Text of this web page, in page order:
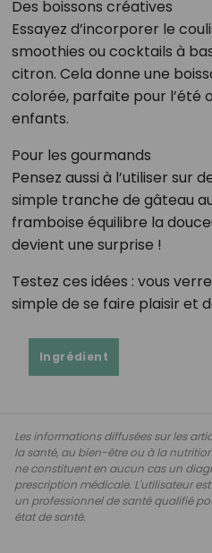
Des boissons créatives
Essayez d’incorporer le
smoothies ou cocktails à
citron. Cela donne une
colorée, parfaite pour l’été
enfants.
Pour les gourmands
Pensez aussi à l’utiliser sur
simple tranche de gâteau
framboise équilibre la
devient une surprise !
Testez ces idées : vous
simple de se faire plaisir et
Ingrédient
Les informations diffusées sur les
la santé, au bien-être ou à la
ne constituent en aucun cas un
prescription médicale. L'utilisateur
un professionnel de santé qualifié
état de santé.